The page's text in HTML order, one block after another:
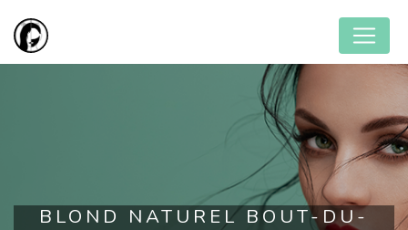
BLOND NATUREL BOUT-DU-